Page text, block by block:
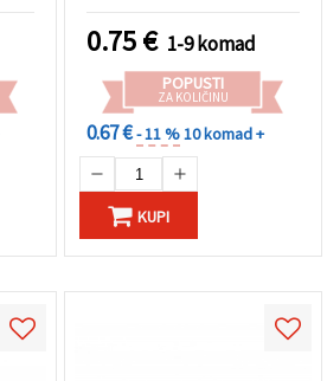
0.75€ 1-9 komad
POPUSTI
ZA KOLIČINU
0.67 €- 11 %10 komad +
KUPI